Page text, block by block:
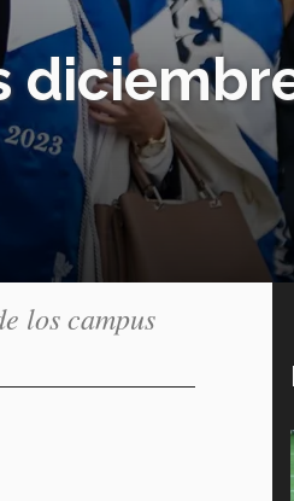
los campus